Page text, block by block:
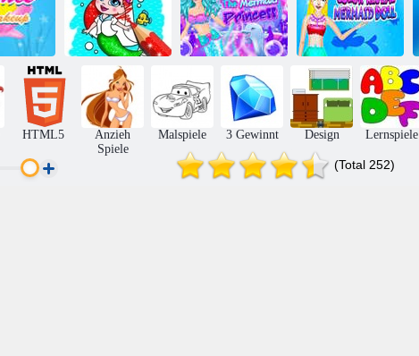
Kampf der
Meerjungfrau
Barbie
Meerjungfrau
Power-Puzzle
Meerjungfrau
Mein Valentine
Crush
Malbuch:
Meerjungfrau
Die
Meerjungfrau-
Prinzessin
Color Reveal
Meerjungfrau-
Puppe
HTML5
Anzieh
Spiele
Malspiele 3 Gewinnt Design Lernspiele
(Total 252)